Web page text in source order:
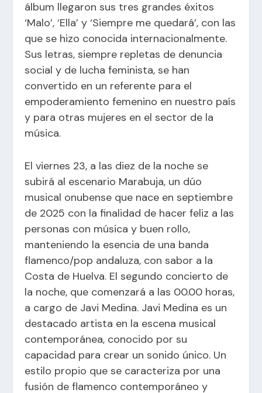
álbum llegaron sus tres grandes éxitos
‘Malo’, ‘Ella’ y ‘Siempre me quedará’, con las
que se hizo conocida internacionalmente.
Sus letras, siempre repletas de denuncia
social y de lucha feminista, se han
convertido en un referente para el
empoderamiento femenino en nuestro país
y para otras mujeres en el sector de la
música.
El viernes 23, a las diez de la noche se
subirá al escenario Marabuja, un dúo
musical onubense que nace en septiembre
de 2025 con la finalidad de hacer feliz a las
personas con música y buen rollo,
manteniendo la esencia de una banda
flamenco/pop andaluza, con sabor a la
Costa de Huelva. El segundo concierto de
la noche, que comenzará a las 00.00 horas,
a cargo de Javi Medina. Javi Medina es un
destacado artista en la escena musical
contemporánea, conocido por su
capacidad para crear un sonido único. Un
estilo propio que se caracteriza por una
fusión de flamenco contemporáneo y